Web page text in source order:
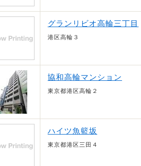
グランリビオ高輪三丁目
港区高輪３
協和高輪マンション
東京都港区高輪２
ハイツ魚籃坂
東京都港区三田４